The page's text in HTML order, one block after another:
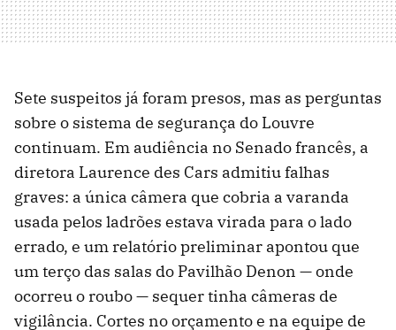
Sete suspeitos já foram presos, mas as perguntas
sobre o sistema de segurança do Louvre
continuam. Em audiência no Senado francês, a
diretora Laurence des Cars admitiu falhas
graves: a única câmera que cobria a varanda
usada pelos ladrões estava virada para o lado
errado, e um relatório preliminar apontou que
um terço das salas do Pavilhão Denon — onde
ocorreu o roubo — sequer tinha câmeras de
vigilância. Cortes no orçamento e na equipe de